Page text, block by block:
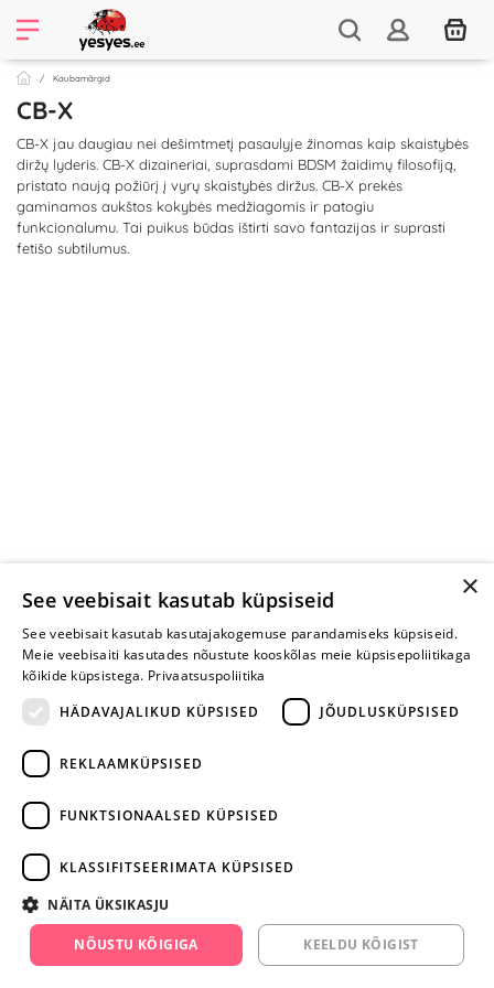
Kaubamärgid
CB-X
CB-X jau daugiau nei dešimtmetį pasaulyje žinomas kaip skaistybės
diržų lyderis. CB-X dizaineriai, suprasdami BDSM žaidimų filosofiją,
pristato naują požiūrį į vyrų skaistybės diržus. CB-X prekės
gaminamos aukštos kokybės medžiagomis ir patogiu
funkcionalumu. Tai puikus būdas ištirti savo fantazijas ir suprasti
fetišo subtilumus.
facebook.com/yesyes.ee
Instagram/yesyes.ee
×
See veebisait kasutab küpsiseid
See veebisait kasutab kasutajakogemuse parandamiseks küpsiseid.
Meie veebisaiti kasutades nõustute kooskõlas meie küpsisepoliitikaga
kõikide küpsistega. Privaatsuspoliitika
HÄDAVAJALIKUD KÜPSISED
JÕUDLUSKÜPSISED
REKLAAMKÜPSISED
FUNKTSIONAALSED KÜPSISED
KLASSIFITSEERIMATA KÜPSISED
NÄITA ÜKSIKASJU
NÕUSTU KÕIGIGA KEELDU KÕIGIST